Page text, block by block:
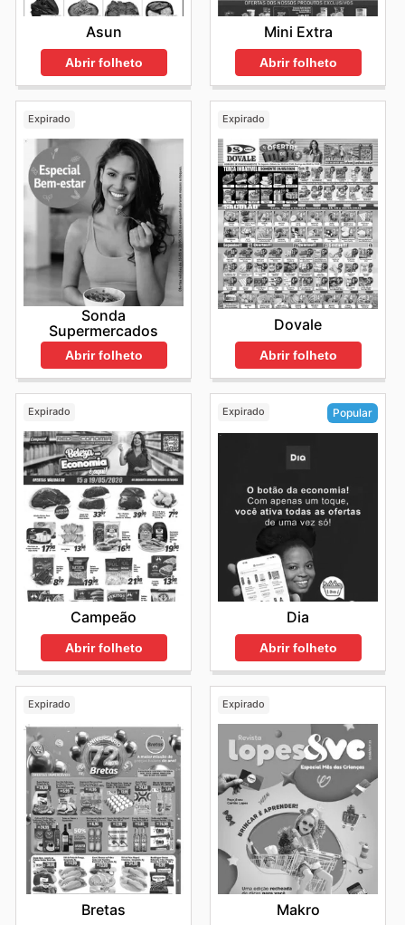
Asun
Abrir folheto
Mini Extra
Abrir folheto
Expirado
Sonda
Supermercados
Abrir folheto
Expirado
Dovale
Abrir folheto
Expirado
Campeão
Abrir folheto
Expirado Popular
Dia
Abrir folheto
Expirado
Bretas
Expirado
Makro